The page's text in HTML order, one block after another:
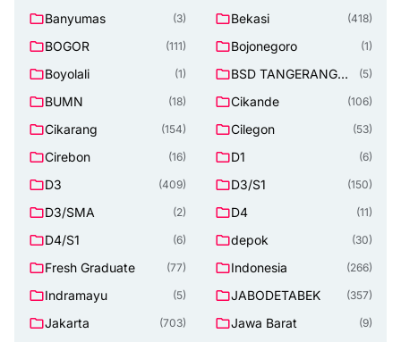
Banyumas (3) Bekasi (418)
BOGOR (111) Bojonegoro (1)
Boyolali (1)
BSD TANGERANG
(5)
BUMN (18) Cikande (106)
Cikarang (154) Cilegon (53)
Cirebon (16) D1 (6)
D3 (409) D3/S1 (150)
D3/SMA (2) D4 (11)
D4/S1 (6) depok (30)
Fresh Graduate (77) Indonesia (266)
Indramayu (5) JABODETABEK (357)
Jakarta (703) Jawa Barat (9)